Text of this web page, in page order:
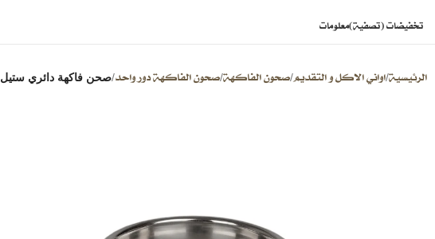
تخفيضات (تصفية)معلومات
الرئيسية/اواني الاكل و التقديم/صحون الفاكهة/صحون الفاكهة دور واحد/صحن فاكهة دائري ستيل 25 سم